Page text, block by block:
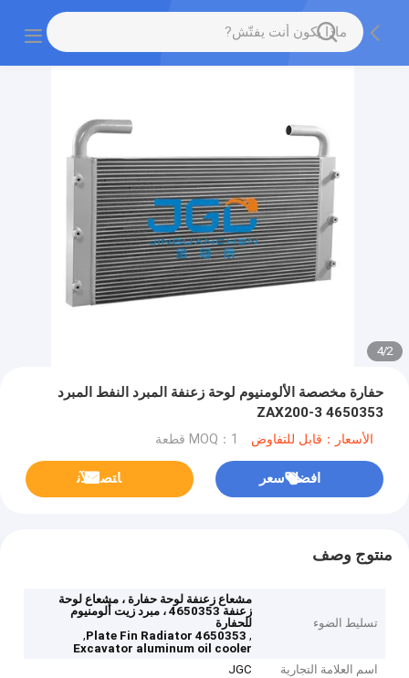
2
/
4
حفارة مخصصة الألومنيوم لوحة زعنفة المبرد النفط المبرد
4650353 ZAX200-3
الأسعار：قابل للتفاوض MOQ：1 قطعة
افضل سعر ﺎﺘﺼﻟ ﺍﻶﻧ
منتوج وصف
تسليط الضوء
مشعاع زعنفة لوحة حفارة ، مشعاع لوحة
زعنفة 4650353 ، مبرد زيت ألومنيوم
للحفارة
,
Plate Fin Radiator 4650353
,
Excavator aluminum oil cooler
اسم العلامة التجارية
JGC